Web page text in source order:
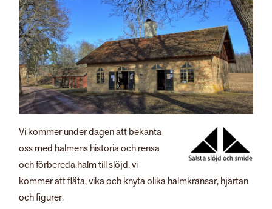
Vi kommer under dagen att bekanta
oss med halmens historia och rensa
och förbereda halm till slöjd. vi
kommer att fläta, vika och knyta olika halmkransar, hjärtan
och figurer.